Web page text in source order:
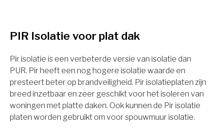
PIR Isolatie voor plat dak
Pir isolatie is een verbeterde versie van isolatie dan
PUR. Pir heeft een nog hogere isolatie waarde en
presteert beter op brandveiligheid. Pir isolatieplaten zijn
breed inzetbaar en zeer geschikt voor het isoleren van
woningen met platte daken. Ook kunnen de Pir isolatie
platen worden gebruikt om voor spouwmuur isolatie.